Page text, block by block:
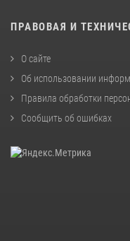
ПРАВОВАЯ И
О сайте
Об использовании
Правила обработки
Сообщить об ошибках